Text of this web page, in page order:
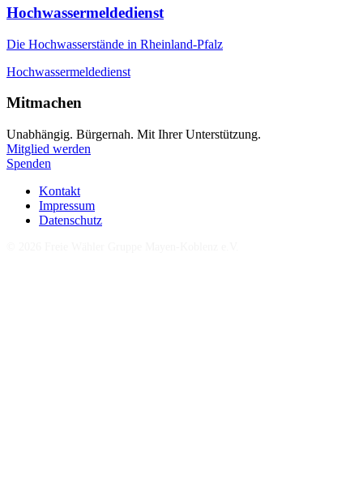
Hochwassermeldedienst
Die Hochwasserstände in Rheinland-Pfalz
Hochwassermeldedienst
Mitmachen
Unabhängig. Bürgernah. Mit Ihrer Unterstützung.
Mitglied werden
Spenden
Kontakt
Impressum
Datenschutz